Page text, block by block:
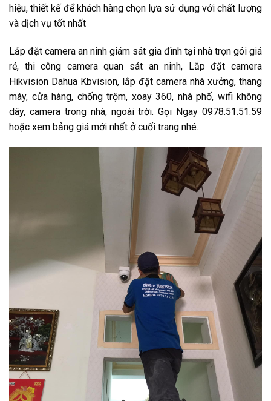
hiệu, thiết kế để khách hàng chọn lựa sử dụng với chất lượng
và dịch vụ tốt nhất
Lắp đặt camera an ninh giám sát gia đình tại nhà trọn gói giá
rẻ, thi công camera quan sát an ninh, Lắp đặt camera
Hikvision Dahua Kbvision, lắp đặt camera nhà xưởng, thang
máy, cửa hàng, chống trộm, xoay 360, nhà phố, wifi không
dây, camera trong nhà, ngoài trời. Gọi Ngay 0978.51.51.59
hoặc xem bảng giá mới nhất ở cuối trang nhé.